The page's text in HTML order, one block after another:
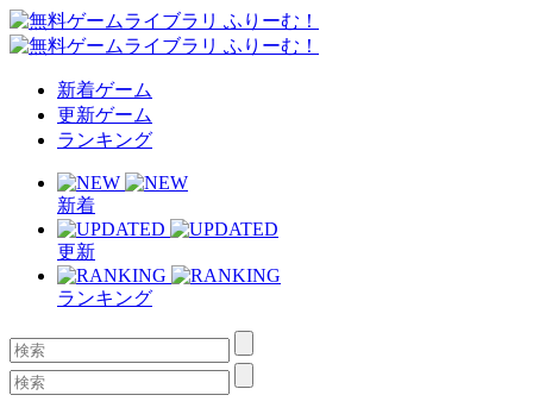
新着ゲーム
更新ゲーム
ランキング
新着
更新
ランキング